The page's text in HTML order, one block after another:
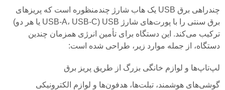
چندراهی برق USB یک هاب شارژ چندمنظوره است که پریزهای
برق سنتی را با پورت‌های شارژ USB (USB-A، USB-C یا هر دو)
ترکیب می‌کند. این دستگاه برای تأمین انرژی همزمان چندین
دستگاه، از جمله موارد زیر، طراحی شده است:
لپ‌تاپ‌ها و لوازم خانگی بزرگ از طریق پریز برق
گوشی‌های هوشمند، تبلت‌ها، هدفون‌ها و لوازم الکترونیکی